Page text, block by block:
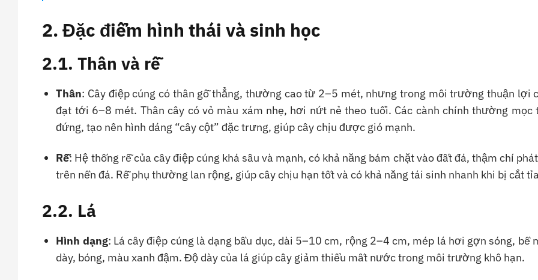
2. Đặc điểm hình thái và sinh học
2.1. Thân và rễ
Thân: Cây điệp cúng có thân gỗ thẳng, thường cao từ 2–5 mét, nhưng trong môi trường thuận lợi
đạt tới 6–8 mét. Thân cây có vỏ màu xám nhẹ, hơi nứt nẻ theo tuổi. Các cành chính thường mọc
đứng, tạo nên hình dáng “cây cột” đặc trưng, giúp cây chịu được gió mạnh.
Rễ: Hệ thống rễ của cây điệp cúng khá sâu và mạnh, có khả năng bám chặt vào đất đá, thậm chí
trên nền đá. Rễ phụ thường lan rộng, giúp cây chịu hạn tốt và có khả năng tái sinh nhanh khi bị cắt
2.2. Lá
Hình dạng: Lá cây điệp cúng là dạng bầu dục, dài 5–10 cm, rộng 2–4 cm, mép lá hơi gợn sóng, bề
dày, bóng, màu xanh đậm. Độ dày của lá giúp cây giảm thiểu mất nước trong môi trường khô hạn.